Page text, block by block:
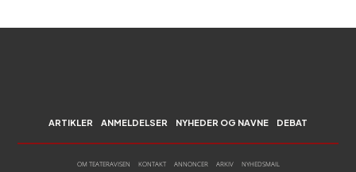
ARTIKLER ANMELDELSER NYHEDER OG NAVNE DEBAT
OM TEATERAVISEN KONTAKT ANNONCER ARKIV NYHEDSMAIL